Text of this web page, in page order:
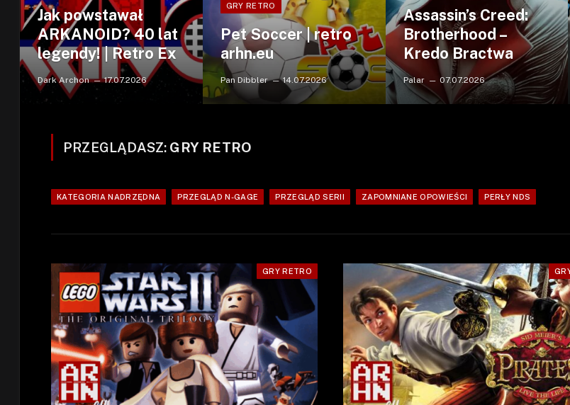
Jak powstawał
ARKANOID? 40 lat
legendy! | Retro Ex
Dark Archon 17.07.2026
GRY RETRO
Pet Soccer | retro
arhn.eu
Pan Dibbler 14.07.2026
Assassin’s Creed:
Brotherhood –
Kredo Bractwa
Palar 07.07.2026
PRZEGLĄDASZ: GRY RETRO
KATEGORIA NADRZĘDNA PRZEGLĄD N-GAGE PRZEGLĄD SERII ZAPOMNIANE OPOWIEŚCI PERŁY NDS
GRY RETRO